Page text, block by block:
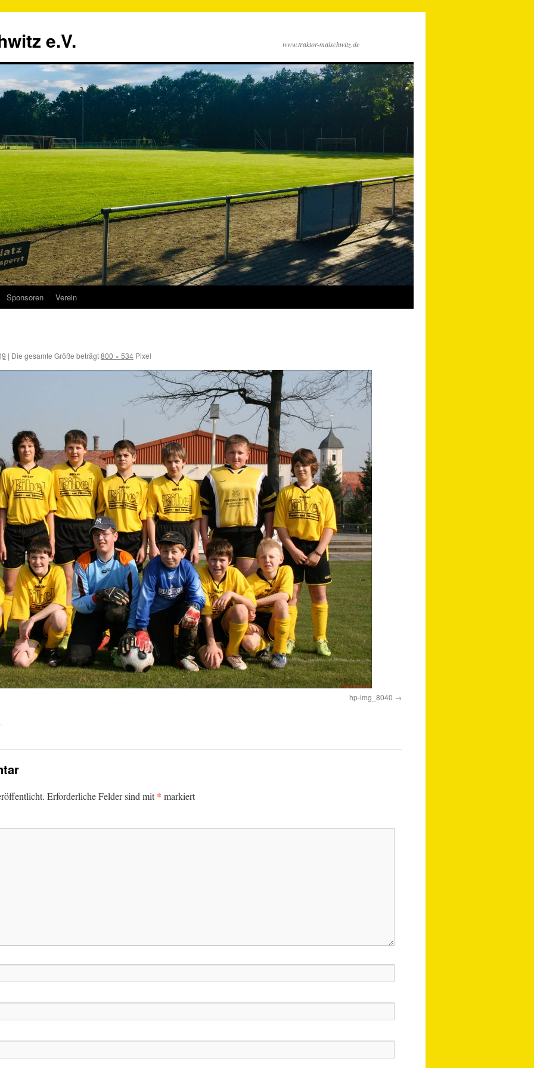
e.V. www.traktor-malschwitz.de
Sponsoren Verein
| Die gesamte Größe beträgt800 × 534 Pixel
hp-img_8040
.
Erforderliche Felder sind mit* markiert